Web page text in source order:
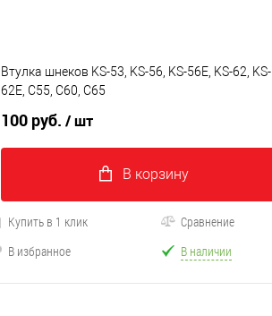
Втулка шнеков KS-53, KS-56, KS-56E, KS-62, KS-
62E, C55, C60, C65
100 руб. / шт
В корзину
Купить в 1 клик
Сравнение
В избранное
В наличии